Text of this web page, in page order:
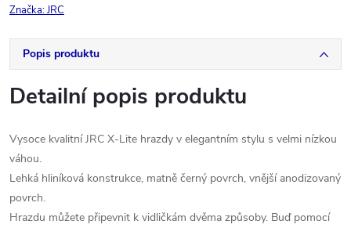
Značka:JRC
Popis produktu
Detailní popis produktu
Vysoce kvalitní JRC X-Lite hrazdy v elegantním stylu s velmi nízkou
váhou.
Lehká hliníková konstrukce, matně černý povrch, vnější anodizovaný
povrch.
Hrazdu můžete připevnit k vidličkám dvěma způsoby. Buď pomocí